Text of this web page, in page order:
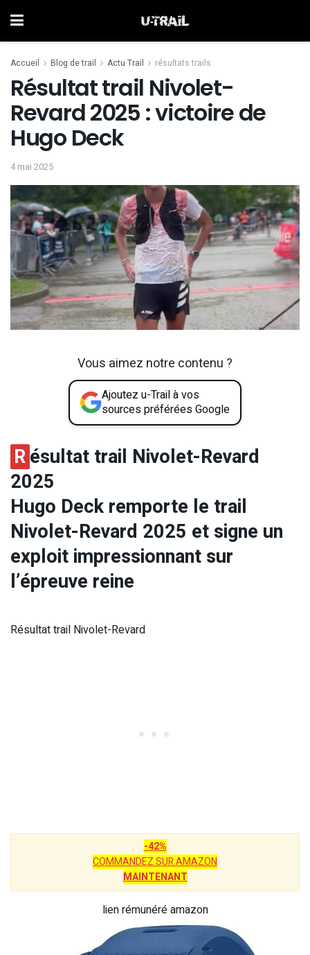
Accueil Blog de trail Actu Trail résultats trails
Résultat trail Nivolet-
Revard 2025 : victoire de
Hugo Deck
4 mai 2025
Vous aimez notre contenu ?
Ajoutez u-Trail à vos
sources préférées Google
Résultat trail Nivolet-Revard
2025
Hugo Deck remporte le trail
Nivolet-Revard 2025 et signe un
exploit impressionnant sur
l’épreuve reine
Résultat trail Nivolet-Revard
-42%
COMMANDEZ SUR AMAZON
MAINTENANT
lien rémunéré amazon